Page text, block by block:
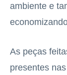
ambiente e
As peças
presentes